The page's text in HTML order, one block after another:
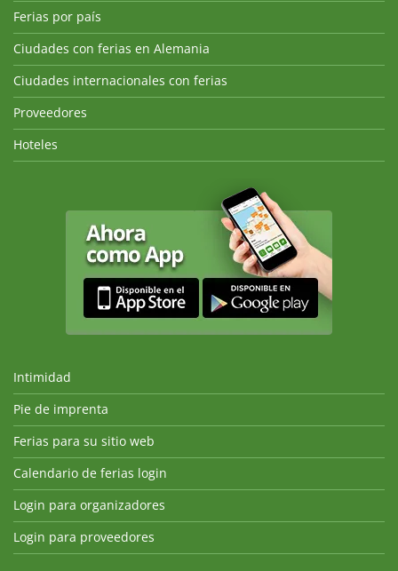
Ferias por país
Ciudades con ferias en Alemania
Ciudades internacionales con ferias
Proveedores
Hoteles
Intimidad
Pie de imprenta
Ferias para su sitio web
Calendario de ferias login
Login para organizadores
Login para proveedores